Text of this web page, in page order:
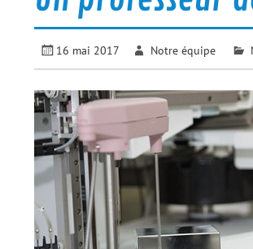
16 mai 2017 Notre équipe